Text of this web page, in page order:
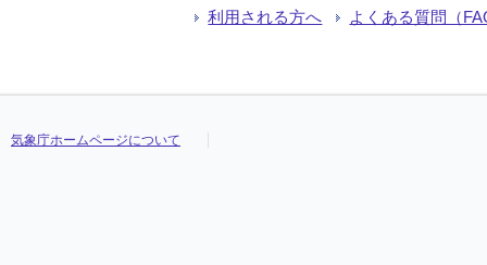
利用される方へ よくある質問（
気象庁ホームページについて